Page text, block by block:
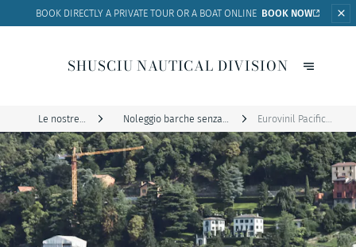
BOOK DIRECTLY A PRIVATE TOUR OR A BOAT ONLINE BOOK NOW
SHUSCIU NAUTICAL DIVISION
Le nostre
barche
Noleggio barche senza
patente
Eurovinil Pacific
420